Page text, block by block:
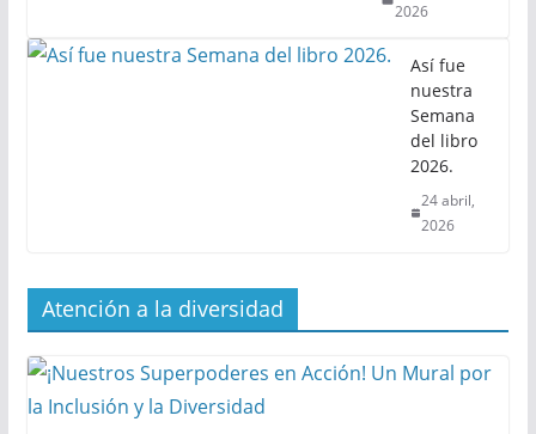
2026
Así fue
nuestra
Semana
del libro
2026.
24 abril,
2026
Atención a la diversidad